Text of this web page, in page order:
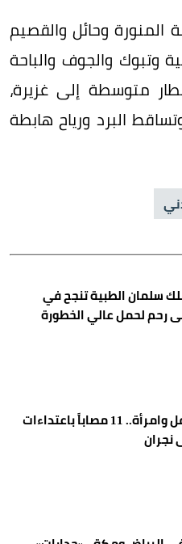
المنورة وحائل والقصيم
وتبوك والجوف والباحة
متوسطة إلى غزيرة،
البرد ورياح هابطة
سلمان الطبية تنجح في
رحم لحمل عالي الخطورة
بينهم طفل وامرأة.. 11 مصاباً باعتداءات
نجران